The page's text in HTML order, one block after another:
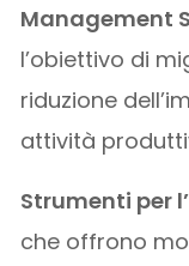
Management
l’obiettivo di
riduzione
attività
Strumenti per
che offrono